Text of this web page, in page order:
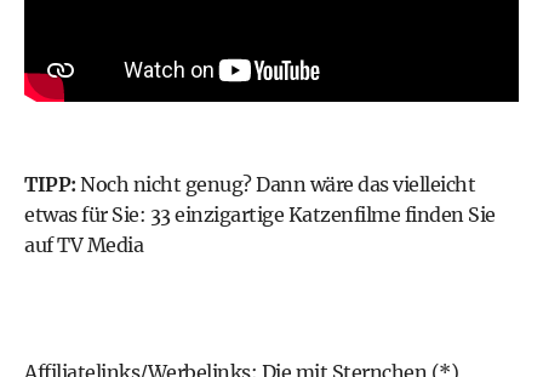
TIPP: Noch nicht genug? Dann wäre das vielleicht
etwas für Sie: 33 einzigartige Katzenfilme finden Sie
auf TV Media
Affiliatelinks/Werbelinks: Die mit Sternchen (*)